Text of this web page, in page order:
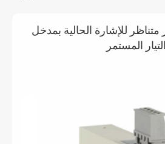
للإشارة الحالية بمدخل
التيار المستمر